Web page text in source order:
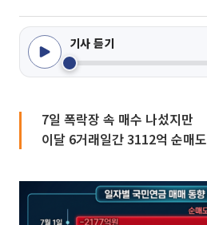
기사 듣기
7일 폭락장 속 매수 나섰지만
이달 6거래일간 3112억 순매도